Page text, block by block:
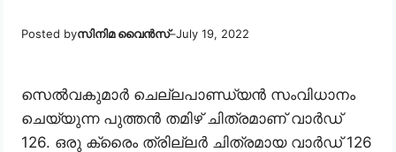
Posted byസിനിമ വൈൻസ്–July 19, 2022
സെൽവകുമാർ ചെല്ലപാണ്ഡ്യൻ സംവിധാനം
ചെയ്യുന്ന പുത്തൻ തമിഴ് ചിത്രമാണ് വാർഡ്
126. ഒരു ക്രൈം ത്രില്ലർ ചിത്രമായ വാർഡ് 126